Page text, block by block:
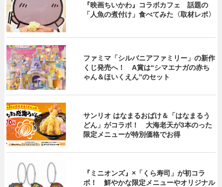
『映画ちいかわ』コラボカフェ 話題の
「人魚の煮付け」食べてみた〈取材レポ〉
ファミマ「シルバニアファミリー」の新作
くじ発売へ！ A賞は“シマエナガの赤ち
ゃん＆ほいくえん”のセット
サンリオ はなまるおばけ＆「はなまるう
どん」がコラボ！ 大海老天が3本のった
限定メニューが特別価格でお得
『ミニオンズ』×「くら寿司」が初コラ
ボ！ 鮮やかな限定メニューやオリジナル